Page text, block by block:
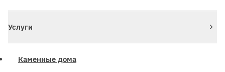
Услуги
Каменные дома